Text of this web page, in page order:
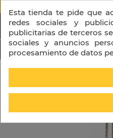
Esta tienda te pide que
redes sociales y
publicitarias de terceros
sociales y anuncios
procesamiento de datos